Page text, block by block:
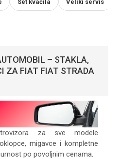
Set kvačila Veliki servis
– STAKLA,
ZA FIAT FIAT STRADA
za sve modele
migavce i kompletne
po povoljnim cenama.